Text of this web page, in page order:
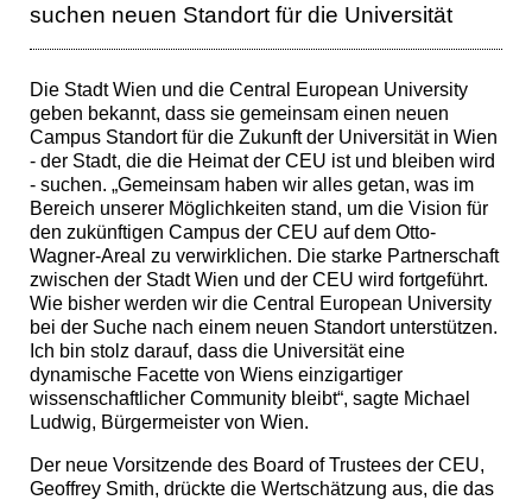
suchen neuen Standort für die Universität
Die Stadt Wien und die Central European University
geben bekannt, dass sie gemeinsam einen neuen
Campus Standort für die Zukunft der Universität in Wien
- der Stadt, die die Heimat der CEU ist und bleiben wird
- suchen. „Gemeinsam haben wir alles getan, was im
Bereich unserer Möglichkeiten stand, um die Vision für
den zukünftigen Campus der CEU auf dem Otto-
Wagner-Areal zu verwirklichen. Die starke Partnerschaft
zwischen der Stadt Wien und der CEU wird fortgeführt.
Wie bisher werden wir die Central European University
bei der Suche nach einem neuen Standort unterstützen.
Ich bin stolz darauf, dass die Universität eine
dynamische Facette von Wiens einzigartiger
wissenschaftlicher Community bleibt“, sagte Michael
Ludwig, Bürgermeister von Wien.
Der neue Vorsitzende des Board of Trustees der CEU,
Geoffrey Smith, drückte die Wertschätzung aus, die das